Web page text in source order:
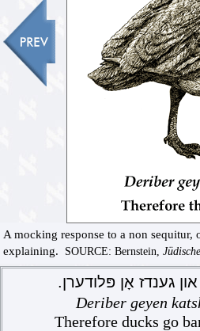
A mocking response to a non sequitur,
explaining. SOURCE: Bernstein,
גענדז אָן פּלודערן
Deriber geyen
Therefore ducks go